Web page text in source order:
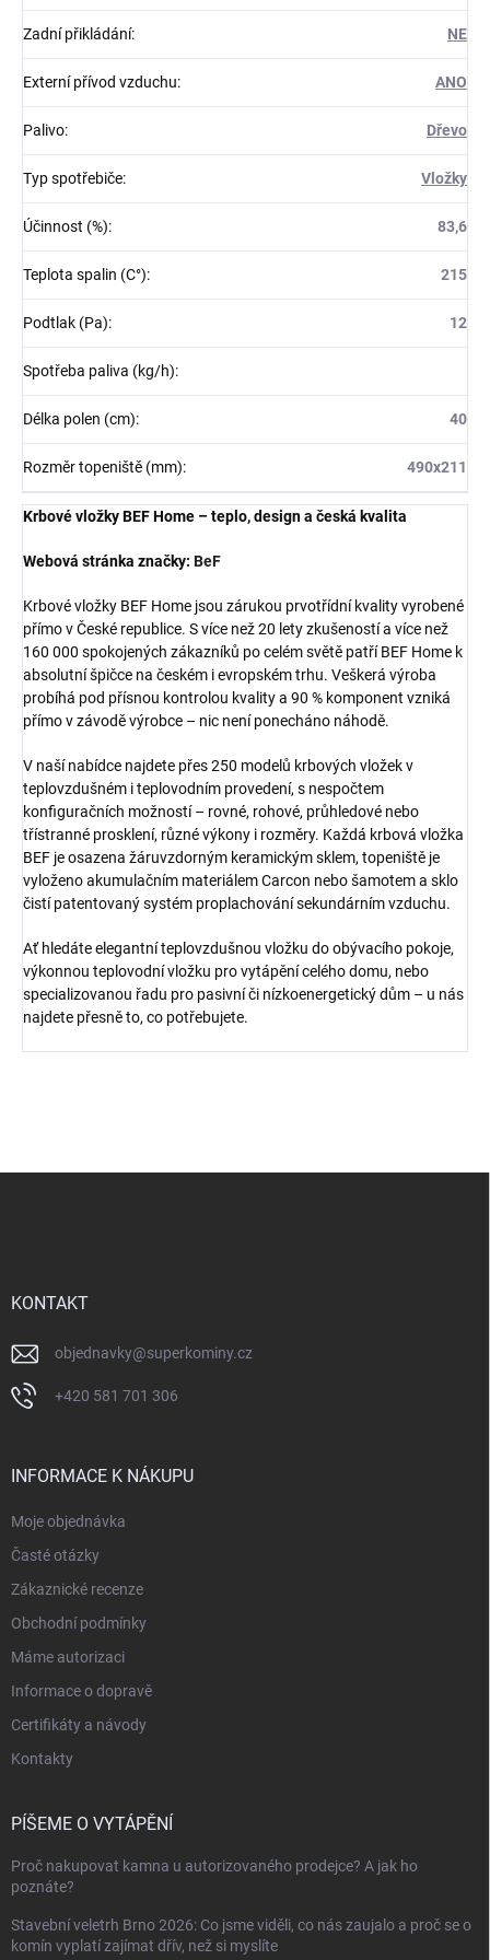
Zadní přikládání: NE
Externí přívod vzduchu: ANO
Palivo: Dřevo
Typ spotřebiče: Vložky
Účinnost (%): 83,6
Teplota spalin (C°): 215
Podtlak (Pa): 12
Spotřeba paliva (kg/h):
Délka polen (cm): 40
Rozměr topeniště (mm): 490x211
Krbové vložky BEF Home – teplo, design a česká kvalita
Webová stránka značky: BeF
Krbové vložky BEF Home jsou zárukou prvotřídní kvality vyrobené
přímo v České republice. S více než 20 lety zkušeností a více než
160 000 spokojených zákazníků po celém světě patří BEF Home k
absolutní špičce na českém i evropském trhu. Veškerá výroba
probíhá pod přísnou kontrolou kvality a 90 % komponent vzniká
přímo v závodě výrobce – nic není ponecháno náhodě.
V naší nabídce najdete přes 250 modelů krbových vložek v
teplovzdušném i teplovodním provedení, s nespočtem
konfiguračních možností – rovné, rohové, průhledové nebo
třístranné prosklení, různé výkony i rozměry. Každá krbová vložka
BEF je osazena žáruvzdorným keramickým sklem, topeniště je
vyloženo akumulačním materiálem Carcon nebo šamotem a sklo
čistí patentovaný systém proplachování sekundárním vzduchu.
Ať hledáte elegantní teplovzdušnou vložku do obývacího pokoje,
výkonnou teplovodní vložku pro vytápění celého domu, nebo
specializovanou řadu pro pasivní či nízkoenergetický dům – u nás
najdete přesně to, co potřebujete.
KONTAKT
objednavky@superkominy.cz
+420 581 701 306
INFORMACE K NÁKUPU
Moje objednávka
Časté otázky
Zákaznické recenze
Obchodní podmínky
Máme autorizaci
Informace o dopravě
Certifikáty a návody
Kontakty
PÍŠEME O VYTÁPĚNÍ
Proč nakupovat kamna u autorizovaného prodejce? A jak ho
poznáte?
Stavební veletrh Brno 2026: Co jsme viděli, co nás zaujalo a proč se o
komín vyplatí zajímat dřív, než si myslíte